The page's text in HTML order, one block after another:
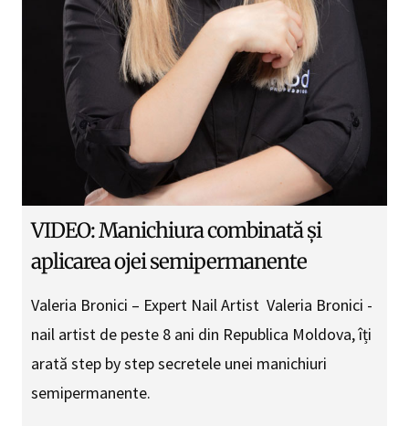
VIDEO: Manichiura combinată și
aplicarea ojei semipermanente
Valeria Bronici – Expert Nail Artist Valeria Bronici -
nail artist de peste 8 ani din Republica Moldova, îți
arată step by step secretele unei manichiuri
semipermanente.